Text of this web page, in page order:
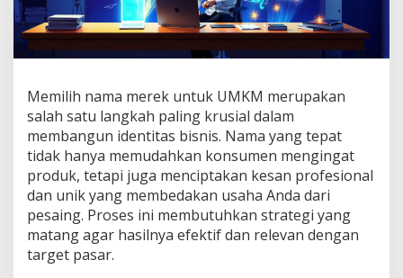
Memilih nama merek untuk UMKM merupakan
salah satu langkah paling krusial dalam
membangun identitas bisnis. Nama yang tepat
tidak hanya memudahkan konsumen mengingat
produk, tetapi juga menciptakan kesan profesional
dan unik yang membedakan usaha Anda dari
pesaing. Proses ini membutuhkan strategi yang
matang agar hasilnya efektif dan relevan dengan
target pasar.